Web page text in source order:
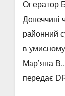
Оператор
Донеччині
районний
в
Марʼяна
передає